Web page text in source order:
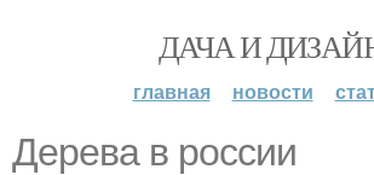
ДАЧА И
главная новости
Дерева в россии